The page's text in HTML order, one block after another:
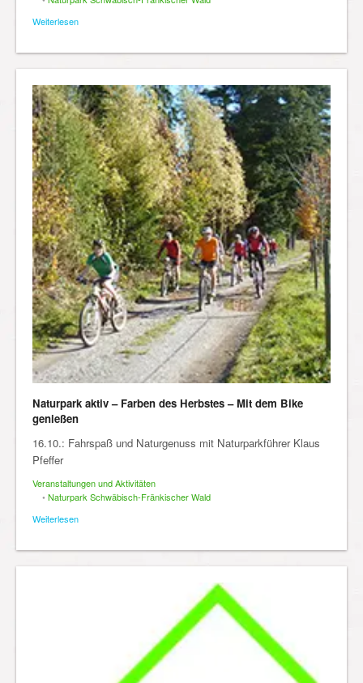
Weiterlesen
Naturpark aktiv – Farben des Herbstes – Mit dem Bike
genießen
16.10.: Fahrspaß und Naturgenuss mit Naturparkführer Klaus
Pfeffer
Veranstaltungen und Aktivitäten
• Naturpark Schwäbisch-Fränkischer Wald
Weiterlesen